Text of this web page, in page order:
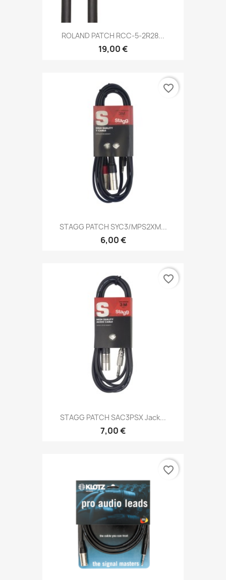
ROLAND PATCH RCC-5-2R28...
19,00 €
STAGG PATCH SYC3/MPS2XM...
6,00 €
favorite_border
STAGG PATCH SAC3PSX Jack...
7,00 €
favorite_border
favorite_border